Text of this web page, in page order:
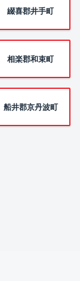
綴喜郡井手町
相楽郡和束町
船井郡京丹波町